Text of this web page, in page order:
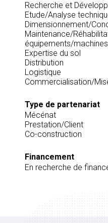
Recherche et
Etude/Analyse
Dimensionnement/
Maintenance/
équipements/machines
Expertise du sol
Distribution
Logistique
Commercialisation/
Type de partenariat
Mécénat
Prestation/Client
Co-construction
Financement
En recherche de